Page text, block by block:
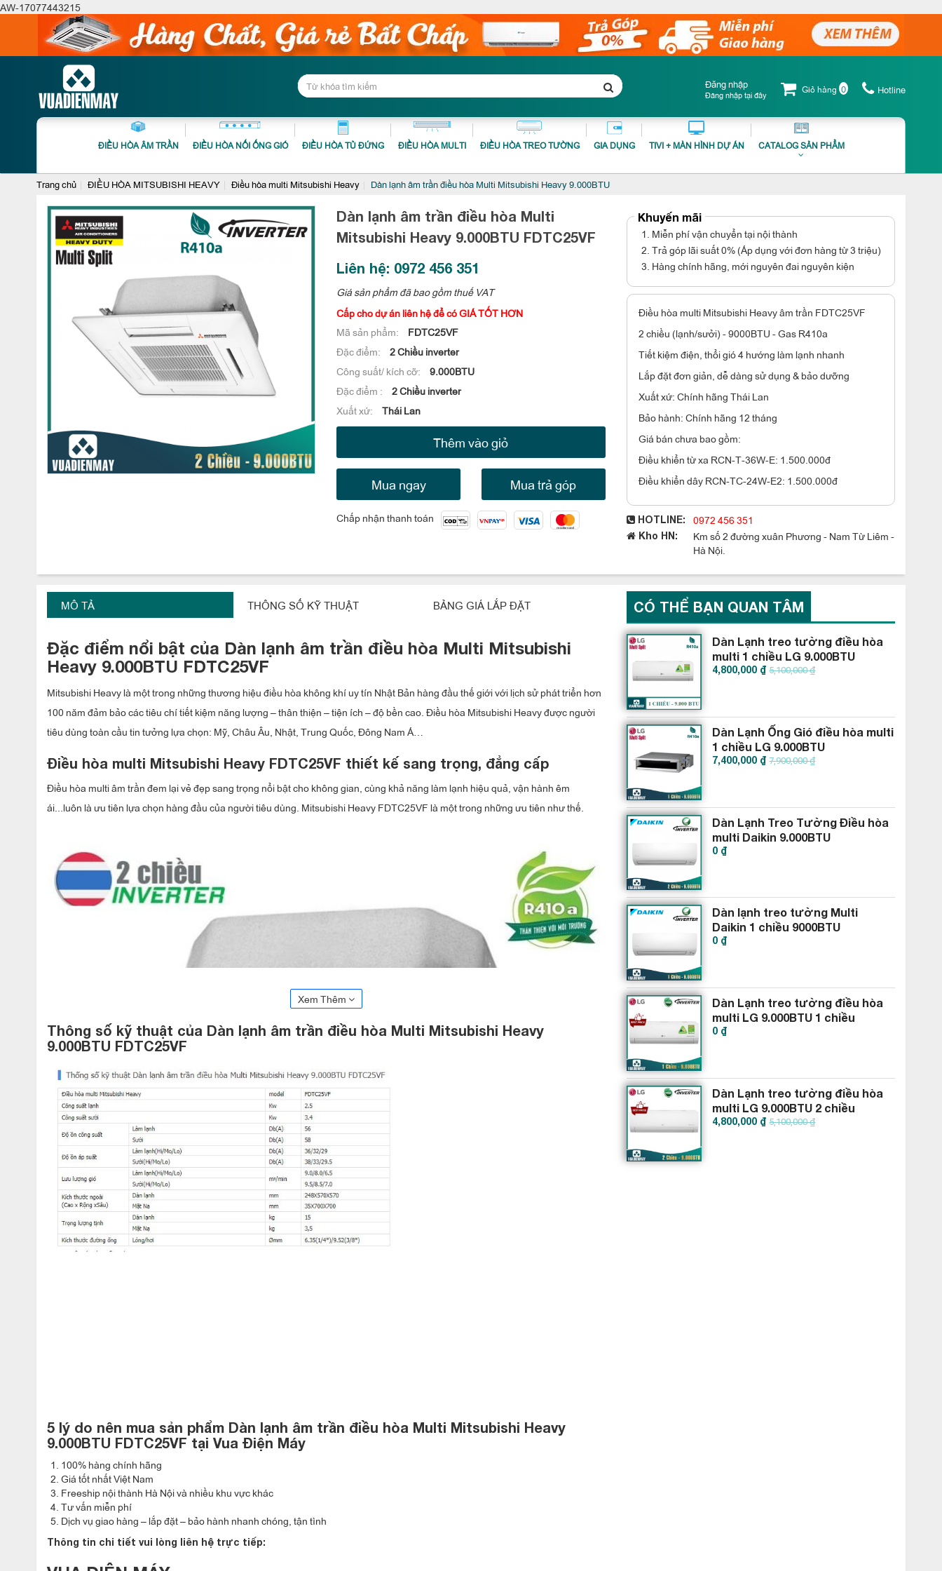
AW-17077443215
Hotline
Giỏ hàng 0
Đăng nhập
Đăng nhập tại đây
ĐIỀU HÒA ÂM TRẦN ĐIỀU HÒA NỐI ỐNG GIÓ ĐIỀU HÒA TỦ ĐỨNG ĐIỀU HÒA MULTI ĐIỀU HÒA TREO TƯỜNG GIA DỤNG TIVI + MÀN HÌNH DỰ ÁN CATALOG SẢN PHẨM
Trang chủ ĐIỀU HÒA MITSUBISHI HEAVY Điều hòa multi Mitsubishi Heavy Dàn lạnh âm trần điều hòa Multi Mitsubishi Heavy 9.000BTU
Dàn lạnh âm trần điều hòa Multi
Mitsubishi Heavy 9.000BTU FDTC25VF
Liên hệ: 0972 456 351
Giá sản phẩm đã bao gồm thuế VAT
Cấp cho dự án liên hệ để có GIÁ TỐT HƠN
Mã sản phẩm:
FDTC25VF
Đặc điểm:
2 Chiều inverter
Công suất/ kích cỡ:
9.000BTU
Đặc điểm :
2 Chiều inverter
Xuất xứ:
Thái Lan
Thêm vào giỏ
Mua ngay Mua trả góp
Chấp nhận thanh toán
Khuyến mãi
1. Miễn phí vận chuyển tại nội thành
2. Trả góp lãi suất 0% (Áp dụng với đơn hàng từ 3 triệu)
3. Hàng chính hãng, mới nguyên đai nguyên kiện
Điều hòa multi Mitsubishi Heavy âm trần FDTC25VF
2 chiều (lạnh/sưởi) - 9000BTU - Gas R410a
Tiết kiệm điện, thổi gió 4 hướng làm lạnh nhanh
Lắp đặt đơn giản, dễ dàng sử dụng & bảo dưỡng
Xuất xứ: Chính hãng Thái Lan
Bảo hành: Chính hãng 12 tháng
Giá bán chưa bao gồm:
Điều khiển từ xa RCN-T-36W-E: 1.500.000đ
Điều khiển dây RCN-TC-24W-E2: 1.500.000đ
HOTLINE: 0972 456 351
Kho HN:
Km số 2 đường xuân Phương - Nam Từ Liêm -
Hà Nội.
MÔ TẢ THÔNG SỐ KỸ THUẬT BẢNG GIÁ LẮP ĐẶT
Đặc điểm nổi bật của Dàn lạnh âm trần điều hòa Multi Mitsubishi
Heavy 9.000BTU FDTC25VF
Mitsubishi Heavy là một trong những thương hiệu điều hòa không khí uy tín Nhật Bản hàng đầu thế giới với lịch sử phát triển hơn
100 năm đảm bảo các tiêu chí tiết kiệm năng lượng – thân thiện – tiện ích – độ bền cao. Điều hòa Mitsubishi Heavy được người
tiêu dùng toàn cầu tin tưởng lựa chọn: Mỹ, Châu Âu, Nhật, Trung Quốc, Đông Nam Á…
Điều hòa multi Mitsubishi Heavy FDTC25VF thiết kế sang trọng, đẳng cấp
Điều hòa multi âm trần đem lại vẻ đẹp sang trọng nổi bật cho không gian, cùng khả năng làm lạnh hiệu quả, vận hành êm
ái...luôn là ưu tiên lựa chọn hàng đầu của người tiêu dùng. Mitsubishi Heavy FDTC25VF là một trong những ưu tiên như thế.
vận hành thông qua việc điều chỉnh tần số nhịp nhàng phù hợp giúp tiết kiệm điện năng vượt trội.
Xem Thêm
Thông số kỹ thuật của Dàn lạnh âm trần điều hòa Multi Mitsubishi Heavy
9.000BTU FDTC25VF
5 lý do nên mua sản phẩm Dàn lạnh âm trần điều hòa Multi Mitsubishi Heavy
9.000BTU FDTC25VF tại Vua Điện Máy
100% hàng chính hãng
Giá tốt nhất Việt Nam
Freeship nội thành Hà Nội và nhiều khu vực khác
Tư vấn miễn phí
Dịch vụ giao hàng – lắp đặt – bảo hành nhanh chóng, tận tình
Thông tin chi tiết vui lòng liên hệ trực tiếp:
CÓ THỂ BẠN QUAN TÂM
Dàn Lạnh treo tường điều hòa
multi 1 chiều LG 9.000BTU
AMNQ09GSJB0
4,800,000 ₫5,100,000 ₫
Dàn Lạnh Ống Gió điều hòa multi
1 chiều LG 9.000BTU
AMNQ09GL1A0
7,400,000 ₫7,900,000 ₫
Dàn Lạnh Treo Tường Điều hòa
multi Daikin 9.000BTU
CTXM25RVMV
0 ₫
Dàn lạnh treo tường Multi
Daikin 1 chiều 9000BTU
CTKM25RVMV
0 ₫
Dàn Lạnh treo tường điều hòa
multi LG 9.000BTU 1 chiều
AMNQ09GSJA0
0 ₫
Dàn Lạnh treo tường điều hòa
multi LG 9.000BTU 2 chiều
AMNW09GSJB0
4,800,000 ₫5,100,000 ₫